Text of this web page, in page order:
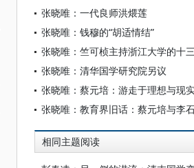
张晓唯：一代良师洪煨莲
张晓唯：钱穆的“胡适情结”
张晓唯：竺可桢主持浙江大学的十
张晓唯：清华国学研究院另议
张晓唯：蔡元培：游走于理想与现
张晓唯：教育界旧话：蔡元培与李
相同主题阅读